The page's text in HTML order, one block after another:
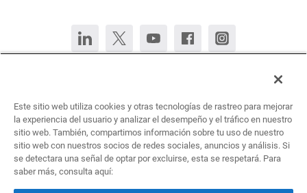
Deutsch English (United States) Français Português
Todos los derechos reservados © 2026 Infogram.
Condiciones
Este sitio web utiliza cookies y otras tecnologías de rastreo para mejorar
la experiencia del usuario y analizar el desempeño y el tráfico en nuestro
sitio web. También, compartimos información sobre tu uso de nuestro
sitio web con nuestros socios de redes sociales, anuncios y análisis. Si
se detectara una señal de optar por excluirse, esta se respetará. Para
saber más, consulta aquí: